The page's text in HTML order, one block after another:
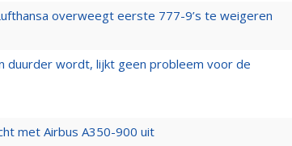
overweegt eerste 777-9’s te weigeren
duurder wordt, lijkt geen probleem voor de
met Airbus A350-900 uit